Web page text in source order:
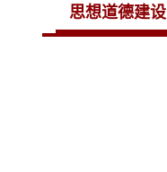
思想道德建设